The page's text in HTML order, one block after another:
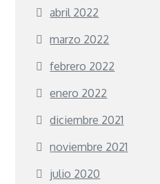
abril 2022
marzo 2022
febrero 2022
enero 2022
diciembre 2021
noviembre 2021
julio 2020